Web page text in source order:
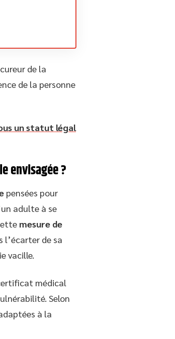
de la
de la personne
un statut légal
envisagée ?
pensées pour
adulte à se
mesure de
l’écarter de sa
vacille.
médical
Selon
à la